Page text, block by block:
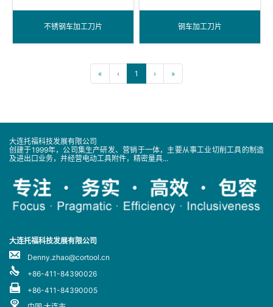
不锈钢车加工刀片 钢车加工刀片
« ‹ 1 › »
大连托福科技发展有限公司
创建于1999年，公司集生产研发、营销于一体，主要从事工业切削工具的制造
及进出口业务，并经营电动工具附件，精密量具...
大连托福科技发展有限公司
Denny.zhao@cortool.cn
+86-411-84390026
+86-411-84390005